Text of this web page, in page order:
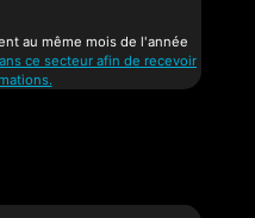
au même mois de l'année
ce secteur afin de recevoir